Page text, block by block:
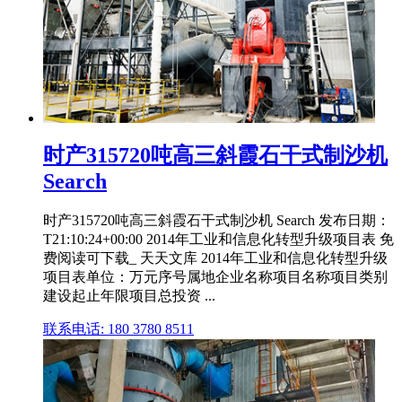
时产315720吨高三斜霞石干式制沙机
Search
时产315720吨高三斜霞石干式制沙机 Search 发布日期：
T21:10:24+00:00 2014年工业和信息化转型升级项目表 免
费阅读可下载_ 天天文库 2014年工业和信息化转型升级
项目表单位：万元序号属地企业名称项目名称项目类别
建设起止年限项目总投资 ...
联系电话: 180 3780 8511